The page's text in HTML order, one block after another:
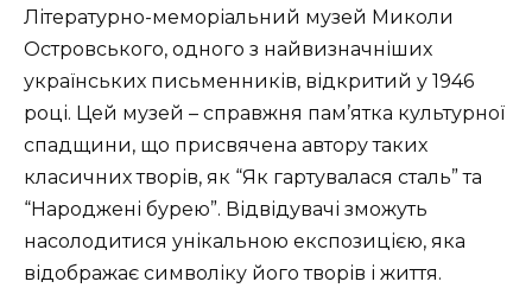
Літературно-меморіальний музей Миколи
Островського, одного з найвизначніших
українських письменників, відкритий у 1946
році. Цей музей – справжня пам’ятка культурної
спадщини, що присвячена автору таких
класичних творів, як “Як гартувалася сталь” та
“Народжені бурею”. Відвідувачі зможуть
насолодитися унікальною експозицією, яка
відображає символіку його творів і життя.